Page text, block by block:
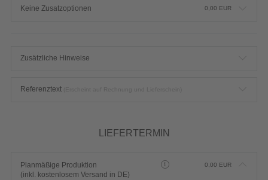
Keine Zusatzoptionen 0,00 EUR
Zusätzliche Hinweise
Referenztext
LIEFERTERMIN
Planmäßige Produktion
(inkl. kostenlosem Versand in DE)
0,00 EUR